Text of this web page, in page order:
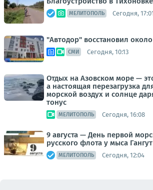
МЕЛИТОПОЛЬ Сегодня,
"Автодор" восстановил
СМИ Сегодня, 10:13
Отдых на Азовском море —
а настоящая перезагрузка
морской воздух и солнце
тонус
МЕЛИТОПОЛЬ Сегодня, 16:08
9 августа — День первой
русского флота у мыса Гангут
МЕЛИТОПОЛЬ Сегодня, 12:04